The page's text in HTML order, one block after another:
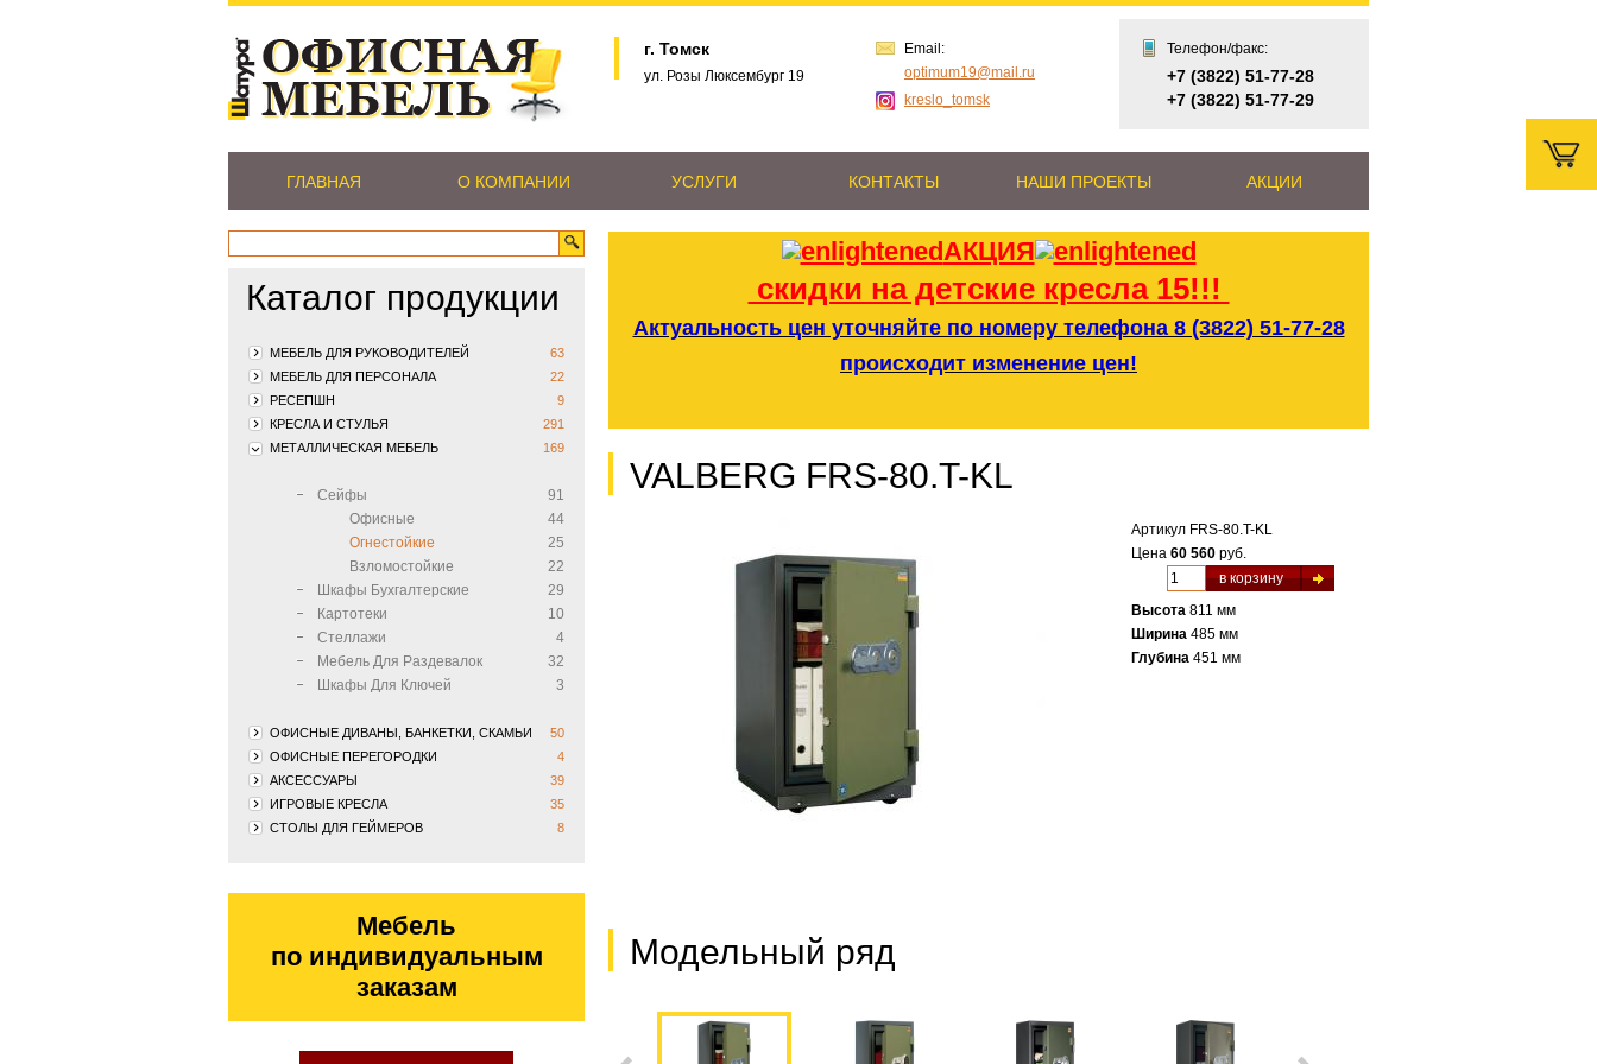
г. Томск
ул. Розы Люксембург 19
Email:
optimum19@mail.ru
kreslo_tomsk
Телефон/факс:
+7 (3822) 51-77-28
+7 (3822) 51-77-29
ГЛАВНАЯ О КОМПАНИИ УСЛУГИ КОНТАКТЫ НАШИ ПРОЕКТЫ АКЦИИ
Каталог продукции
МЕБЕЛЬ ДЛЯ РУКОВОДИТЕЛЕЙ
63
МЕБЕЛЬ ДЛЯ ПЕРСОНАЛА
22
РЕСЕПШН
9
КРЕСЛА И СТУЛЬЯ
291
МЕТАЛЛИЧЕСКАЯ МЕБЕЛЬ
169
Сейфы
91
Офисные
44
Огнестойкие
25
Взломостойкие
22
Шкафы Бухгалтерские
29
Картотеки
10
Стеллажи
4
Мебель Для Раздевалок
32
Шкафы Для Ключей
3
ОФИСНЫЕ ДИВАНЫ, БАНКЕТКИ, СКАМЬИ
50
ОФИСНЫЕ ПЕРЕГОРОДКИ
4
АКСЕССУАРЫ
39
ИГРОВЫЕ КРЕСЛА
35
СТОЛЫ ДЛЯ ГЕЙМЕРОВ
8
Мебель
по индивидуальным
заказам
АКЦИЯ
скидки на детские кресла 15!!!
Актуальность цен уточняйте по номеру телефона 8 (3822) 51-77-28
происходит изменение цен!
VALBERG FRS-80.T-KL
Артикул FRS-80.T-KL
Цена 60 560 руб.
в корзину
Высота 811 мм
Ширина 485 мм
Глубина 451 мм
Модельный ряд